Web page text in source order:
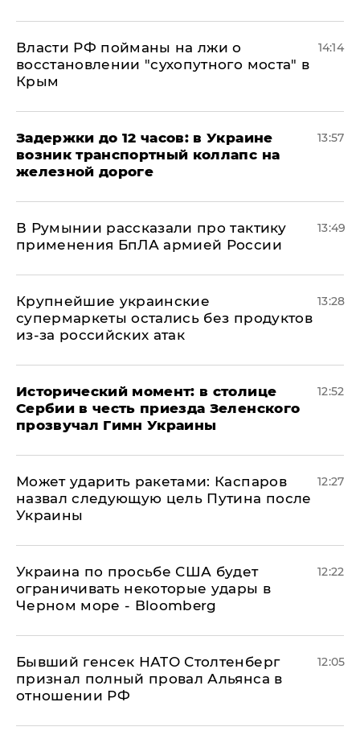
Власти РФ пойманы на лжи о
восстановлении "сухопутного моста" в
Крым
14:14
Задержки до 12 часов: в Украине
возник транспортный коллапс на
железной дороге
13:57
В Румынии рассказали про тактику
применения БпЛА армией России
13:49
Крупнейшие украинские
супермаркеты остались без продуктов
из-за российских атак
13:28
Исторический момент: в столице
Сербии в честь приезда Зеленского
прозвучал Гимн Украины
12:52
Может ударить ракетами: Каспаров
назвал следующую цель Путина после
Украины
12:27
Украина по просьбе США будет
ограничивать некоторые удары в
Черном море - Bloomberg
12:22
Бывший генсек НАТО Столтенберг
признал полный провал Альянса в
отношении РФ
12:05